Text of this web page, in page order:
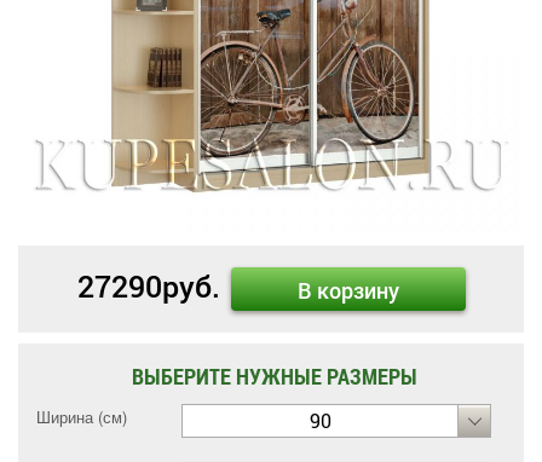
27290руб. В корзину
ВЫБЕРИТЕ НУЖНЫЕ РАЗМЕРЫ
Ширина (см) 90